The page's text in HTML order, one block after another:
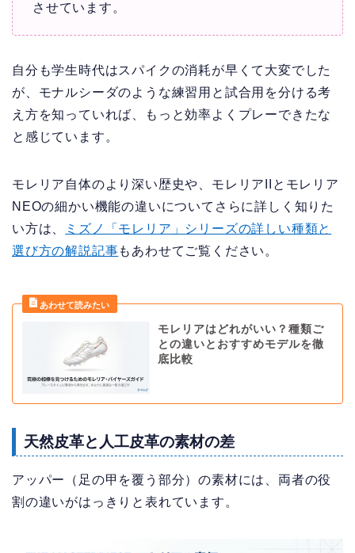
させています。
自分も学生時代はスパイクの消耗が早くて大変でした
が、モナルシーダのような練習用と試合用を分ける考
え方を知っていれば、もっと効率よくプレーできたな
と感じています。
モレリア自体のより深い歴史や、モレリアIIとモレリア
NEOの細かい機能の違いについてさらに詳しく知りた
い方は、
ミズノ「モレリア」シリーズの詳しい種類と
選び方の解説記事もあわせてご覧ください。
モレリアはどれがいい？種類ご
との違いとおすすめモデルを徹
底比較
天然皮革と人工皮革の素材の差
アッパー（足の甲を覆う部分）の素材には、両者の役
割の違いがはっきりと表れています。